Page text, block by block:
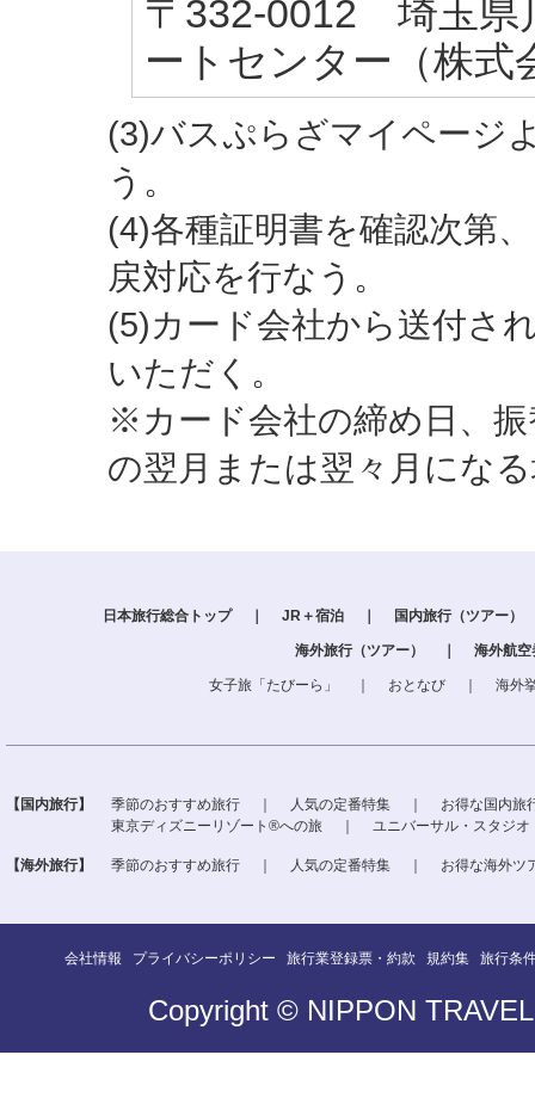
〒332-0012 埼玉県
ートセンター（株式
(3)バスぷらざマイページ
う。
(4)各種証明書を確認次第
戻対応を行なう。
(5)カード会社から送付さ
いただく。
※カード会社の締め日、
の翌月または翌々月にな
日本旅行総合トップ JR＋宿泊 国内旅行（ツアー）
海外旅行（ツアー） 海外航空
女子旅「たびーら」 おとなび 海外
【国内旅行】 季節のおすすめ旅行 人気の定番特集
お得な国内旅
東京ディズニーリゾート®への旅
ユニバーサル・スタジ
【海外旅行】 季節のおすすめ旅行 人気の定番特集 お得な海外ツ
会社情報 プライバシーポリシー 旅行業登録票・約款 規約集 旅行条
Copyright © NIPPON